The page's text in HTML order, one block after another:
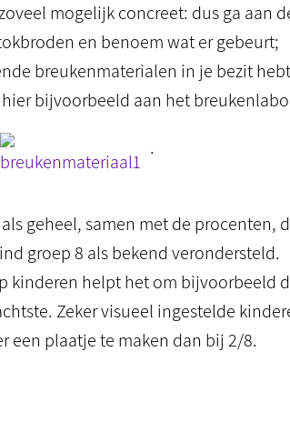
mogelijk concreet: dus ga aan
en benoem wat er gebeurt;
breukenmaterialen in je bezit
bijvoorbeeld aan het
.
geheel, samen met de procenten,
groep 8 als bekend verondersteld.
kinderen helpt het om bijvoorbeeld
Zeker visueel ingestelde
een plaatje te maken dan bij 2/8.